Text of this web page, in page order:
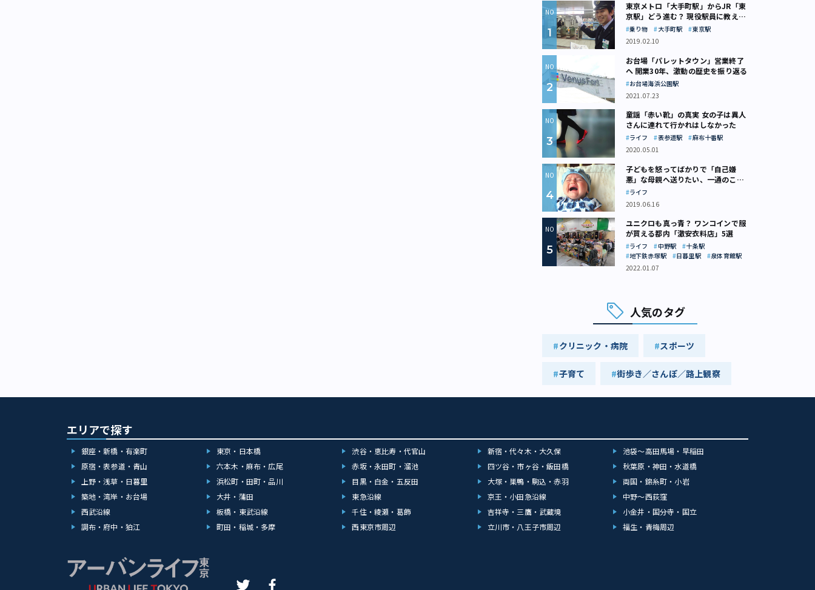
東京メトロ「大手町駅」からJR「東
京駅」どう進む？ 現役駅員に教えて
もらいました
乗り物 大手町駅
東京駅
2019.02.10
お台場「パレットタウン」営業終了
へ 開業30年、激動の歴史を振り返る
お台場海浜公園駅
2021.07.23
童謡「赤い靴」の真実 女の子は異人
さんに連れて行かれはしなかった
ライフ 表参道駅
麻布十番駅
2020.05.01
子どもを怒ってばかりで「自己嫌
悪」な母親へ送りたい、一通のここ
ろの処方箋
ライフ
2019.06.16
ユニクロも真っ青？ ワンコインで服
が買える都内「激安衣料店」5選
ライフ 中野駅
十条駅
地下鉄赤塚駅
日暮里駅
泉体育館駅
2022.01.07
人気のタグ
クリニック・病院 スポーツ
子育て 街歩き／さんぽ／路上観察
エリアで探す
銀座・新橋・有楽町 東京・日本橋 渋谷・恵比寿・代官山 新宿・代々木・大久保
池袋～高田馬場・早稲田
原宿・表参道・青山
六本木・麻布・広尾 赤坂・永田町・溜池 四ツ谷・市ヶ谷・飯田橋
秋葉原・神田・水道橋
上野・浅草・日暮里
浜松町・田町・品川 目黒・白金・五反田 大塚・巣鴨・駒込・赤羽
両国・錦糸町・小岩
築地・湾岸・お台場
大井・蒲田 東急沿線 京王・小田急沿線
中野～西荻窪
西武沿線
板橋・東武沿線 千住・綾瀬・葛飾 吉祥寺・三鷹・武蔵境
小金井・国分寺・国立
調布・府中・狛江
町田・稲城・多摩 西東京市周辺 立川市・八王子市周辺 福生・青梅周辺